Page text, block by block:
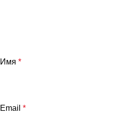
Имя *
Email *